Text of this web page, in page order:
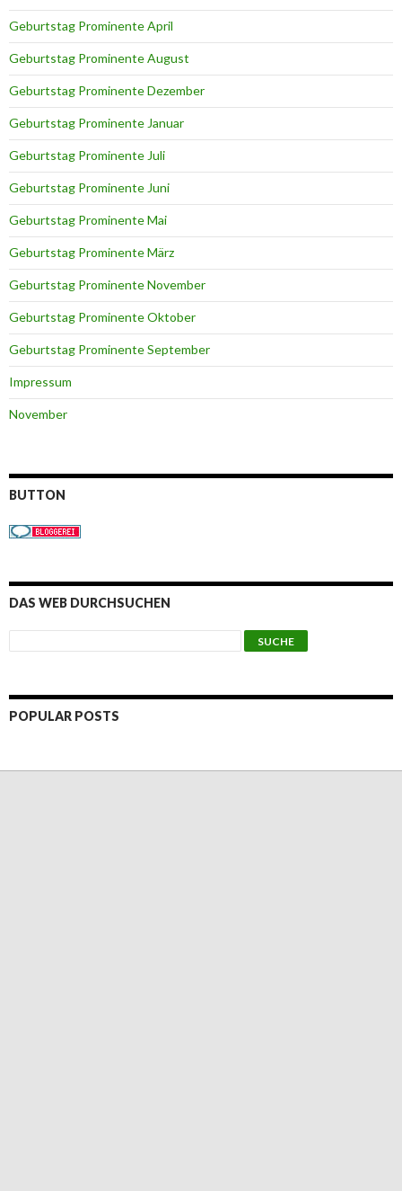
Geburtstag Prominente April
Geburtstag Prominente August
Geburtstag Prominente Dezember
Geburtstag Prominente Januar
Geburtstag Prominente Juli
Geburtstag Prominente Juni
Geburtstag Prominente Mai
Geburtstag Prominente März
Geburtstag Prominente November
Geburtstag Prominente Oktober
Geburtstag Prominente September
Impressum
November
BUTTON
DAS WEB DURCHSUCHEN
POPULAR POSTS